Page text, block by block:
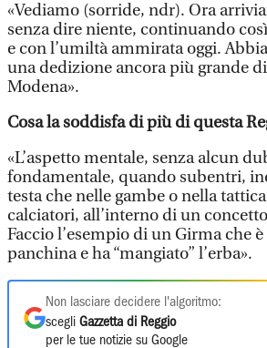
«Vediamo (sorride, ndr). Ora
senza dire niente, continuando
e con l’umiltà ammirata oggi.
una dedizione ancora più grande
Modena».
Cosa la soddisfa di più di questa
«L’aspetto mentale, senza alcun
fondamentale, quando subentri,
testa che nelle gambe o nella
calciatori, all’interno di un
Faccio l’esempio di un Girma che
panchina e ha “mangiato” l’erba».
Non lasciare decidere l'algoritmo:
scegli Gazzetta di Reggio
per le tue notizie su Google